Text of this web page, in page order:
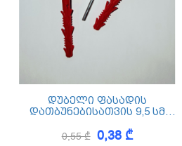
კედლის შემოსვები
Dekor
დუბელი ფასადის
დათბუნებისათვის 9,5 სმ
0,55 ₾ 0,38 ₾